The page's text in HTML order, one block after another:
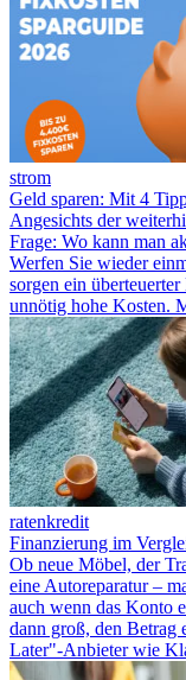
strom
Geld sparen: Mit 4
Angesichts der
Frage: Wo kann man
Werfen Sie wieder
sorgen ein
unnötig hohe Kosten.
ratenkredit
Finanzierung im
Ob neue Möbel, der
eine Autoreparatur –
auch wenn das Konto
dann groß, den Betrag
Later"-Anbieter wie